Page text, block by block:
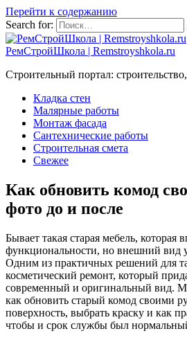
Перейти к содержанию
Search for:
РемСтройШкола | Remstroyshkola.ru
Строительный портал:
Кладка стен
Малярные работы
Монтаж фасада
Сантехнические работы
Строительная смета
Свежее
Как обновить комод
фото до и после
Бывает такая старая мебель, которая
функциональности, но внешний вид
Одним из практичных решений для
косметический ремонт, который
современный и оригинальный вид.
как обновить старый комод своими
поверхность, выбрать краску и как
чтобы и срок службы был